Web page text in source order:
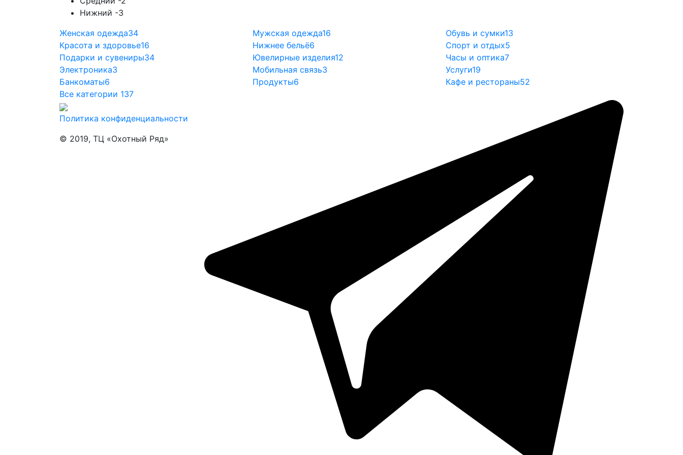
Нижний -3
Женская одежда34 Мужская одежда16 Обувь и сумки13
Красота и здоровье16 Нижнее бельё6 Спорт и отдых5
Подарки и сувениры34 Ювелирные изделия12 Часы и оптика7
Электроника3 Мобильная связь3 Услуги19
Банкоматы6 Продукты6 Кафе и рестораны52
Все категории 137
Политика конфиденциальности
© 2019, ТЦ «Охотный Ряд»